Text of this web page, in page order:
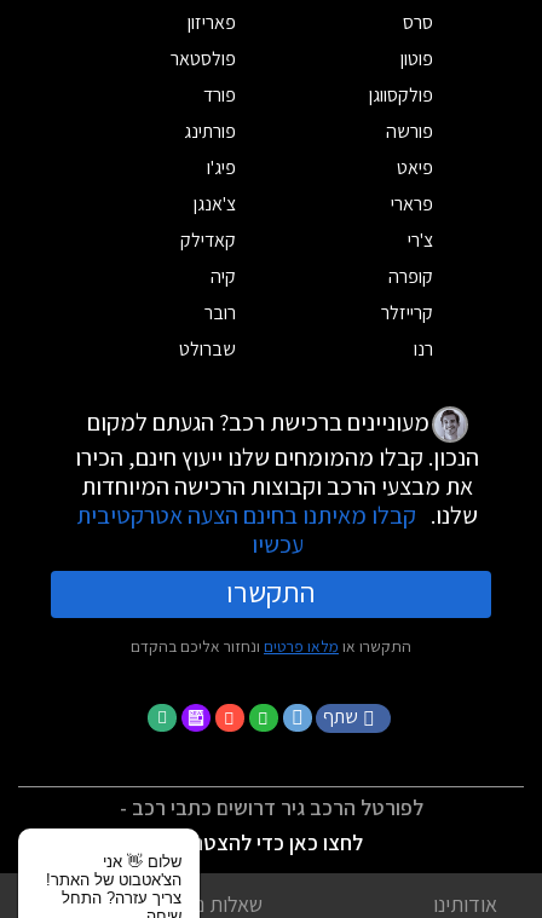
סרס
פאריזון
פוטון
פולסטאר
פולקסווגן
פורד
פורשה
פורתינג
פיאט
פיג'ו
פרארי
צ'אנגן
צ'רי
קאדילק
קופרה
קיה
קרייזלר
רובר
רנו
שברולט
מעוניינים ברכישת רכב? הגעתם למקום
הנכון. קבלו מהמומחים שלנו ייעוץ חינם, הכירו
את מבצעי הרכב וקבוצות הרכישה המיוחדות
שלנו. קבלו מאיתנו בחינם הצעה אטרקטיבית
עכשיו
התקשרו
התקשרו או מלאו פרטים ונחזור אליכם בהקדם
שתף
לפורטל הרכב גיר דרושים כתבי רכב -
לחצו כאן כדי להצטרף
אודותינו שאלות נפוצות
שלום 👋 אני
הצ'אטבוט של האתר!
צריך עזרה? התחל